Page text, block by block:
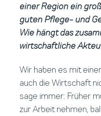
einer Region ein
guten Pflege- und
Wie hängt das
wirtschaftliche
Wir haben es mit
auch die Wirtschaft
sage immer: Früher
zur Arbeit nehmen,